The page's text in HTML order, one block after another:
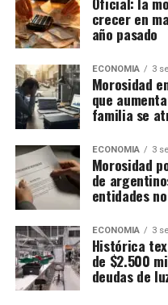
crecer en
año pasado
ECONOMIA 3
Morosidad
que
familia se
ECONOMIA 3
Morosidad
de
entidades
ECONOMIA 3
Histórica
de $2.500
deudas de